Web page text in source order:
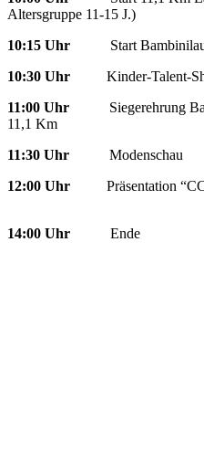
Altersgruppe 11-15 J.)
10:15 Uhr
Start Bambinilauf
10:30 Uhr Kinder-Talent-
11:00 Uhr Siegerehrung
11,1 Km
11:30 Uhr Modenschau
12:00 Uhr
Präsentation
14:00 Uhr Ende